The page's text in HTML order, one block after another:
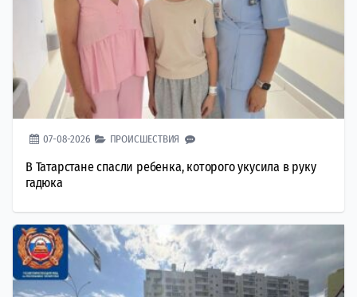
07-08-2026 ПРОИСШЕСТВИЯ
В Татарстане спасли ребенка, которого укусила в руку
гадюка